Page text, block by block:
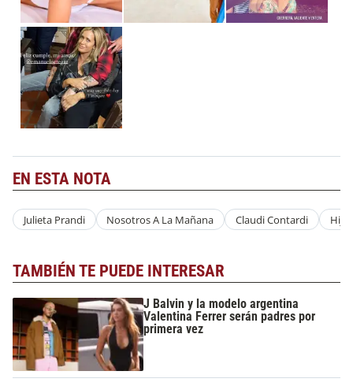
EN ESTA NOTA
Julieta Prandi Nosotros A La Mañana Claudi Contardi Hijos
TAMBIÉN TE PUEDE INTERESAR
J Balvin y la modelo argentina
Valentina Ferrer serán padres por
primera vez